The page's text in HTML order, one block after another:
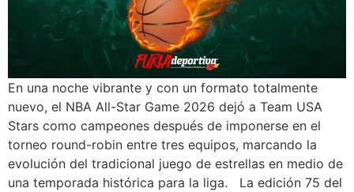
En una noche vibrante y con un formato totalmente
nuevo, el NBA All-Star Game 2026 dejó a Team USA
Stars como campeones después de imponerse en el
torneo round-robin entre tres equipos, marcando la
evolución del tradicional juego de estrellas en medio de
una temporada histórica para la liga. La edición 75 del